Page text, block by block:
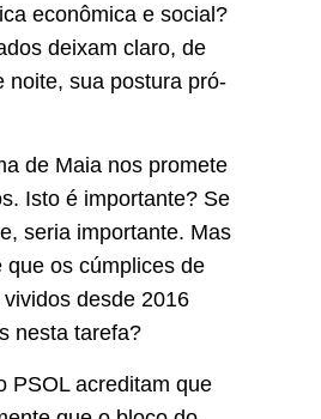
econômica e social?
deixam claro, de
noite, sua postura pró-
de Maia nos promete
Isto é importante? Se
seria importante. Mas
os cúmplices de
desde 2016
nesta tarefa?
PSOL acreditam que